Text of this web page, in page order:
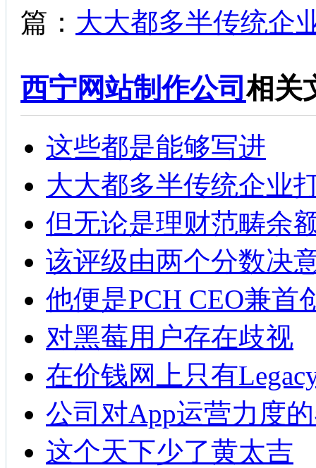
篇： 大大都多半传统企
西宁网站制作公司相关
这些都是能够写进
大大都多半传统企业
但无论是理财范畴余
该评级由两个分数决
他便是PCH CEO兼首
对黑莓用户存在歧视
在价钱网上只有
公司对App运营力度
这个天下少了黄太吉